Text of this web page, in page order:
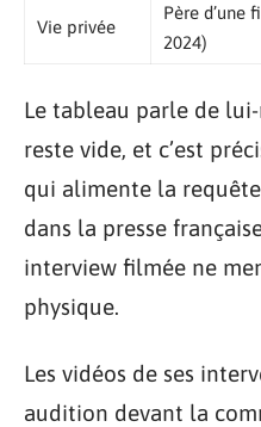
Vie privée
Père d’une
2024)
Le tableau parle de
reste vide, et c’est
qui alimente la
dans la presse
interview filmée ne
physique.
Les vidéos de ses
audition devant la